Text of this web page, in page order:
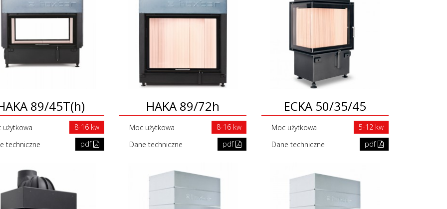
89/45T(h)
użytkowa
8-16 kw
techniczne
pdf
HAKA 89/72h
Moc użytkowa
8-16 kw
Dane techniczne
pdf
ECKA 50/35/45
Moc użytkowa
5-12 kw
Dane techniczne
pdf